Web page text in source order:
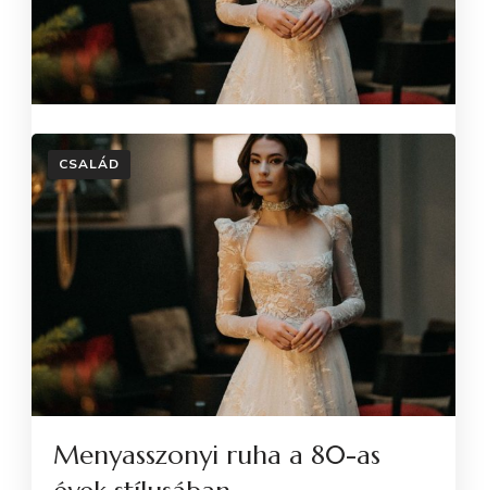
CSALÁD
Menyasszonyi ruha a 80-as